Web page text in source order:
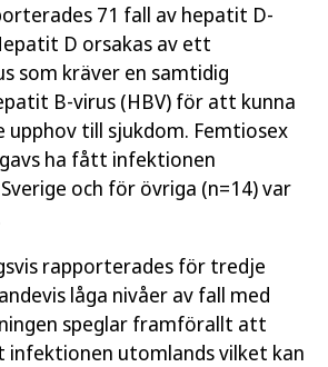
71 fall av hepatit D-
D orsakas av ett
som kräver en samtidig
B-virus (HBV) för att kunna
upphov till sjukdom. Femtiosex
ha fått infektionen
och för övriga (n=14) var
rapporterades för tredje
låga nivåer av fall med
speglar framförallt att
utomlands vilket kan